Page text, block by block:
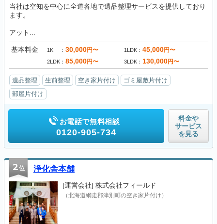
当社は空知を中心に全道各地で遺品整理サービスを提供しており
ます。
アット...
基本料金 1K 30,000円〜 1LDK 45,000円〜
2LDK 85,000円〜 3LDK 130,000円〜
遺品整理 生前整理 空き家片付け
ゴミ屋敷片付け
部屋片付け
お電話で無料相談
0120-905-734
料金や
サービス
を見る
2位 浄化舎本舗
[運営会社] 株式会社フィールド
（北海道網走郡津別町の空き家片付け）